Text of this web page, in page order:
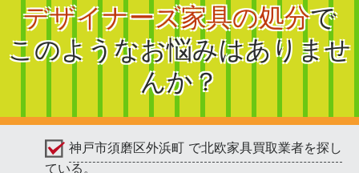
デザイナーズ家具の処分で
このようなお悩みはありませ
んか？
神戸市須磨区外浜町 で北欧家具買取業者を探し
ている。